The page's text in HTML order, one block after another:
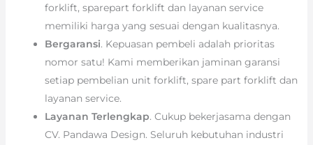
forklift, sparepart forklift dan layanan service
memiliki harga yang sesuai dengan kualitasnya.
Bergaransi. Kepuasan pembeli adalah prioritas
nomor satu! Kami memberikan jaminan garansi
setiap pembelian unit forklift, spare part forklift dan
layanan service.
Layanan Terlengkap. Cukup bekerjasama dengan
CV. Pandawa Design. Seluruh kebutuhan industri